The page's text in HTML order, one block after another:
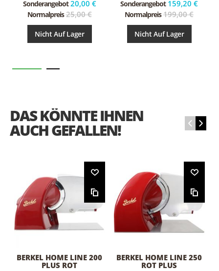
Sonderangebot 20,00 €
Normalpreis 25,00 €
Nicht Auf Lager
Sonderangebot 159,20 €
Normalpreis 199,00 €
Nicht Auf Lager
DAS KÖNNTE IHNEN
AUCH GEFALLEN! ‹ ›
BERKEL HOME LINE 200
PLUS ROT
BERKEL HOME LINE 250
ROT PLUS